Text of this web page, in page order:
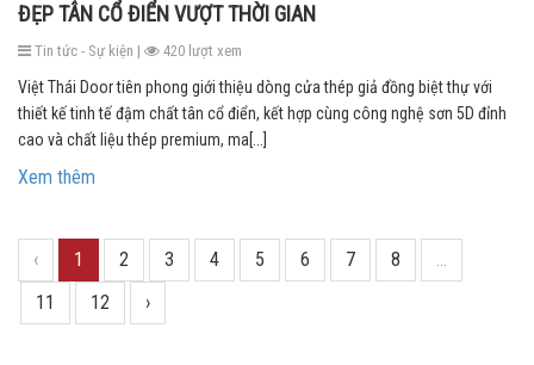
ĐẸP TÂN CỔ ĐIỂN VƯỢT THỜI GIAN
Tin tức - Sự kiện | 420 lượt xem
Việt Thái Door tiên phong giới thiệu dòng cửa thép giả đồng biệt thự với
thiết kế tinh tế đậm chất tân cổ điển, kết hợp cùng công nghệ sơn 5D đỉnh
cao và chất liệu thép premium, ma[...]
Xem thêm
‹ 1 2 3 4 5 6 7 8
...
11
12 ›